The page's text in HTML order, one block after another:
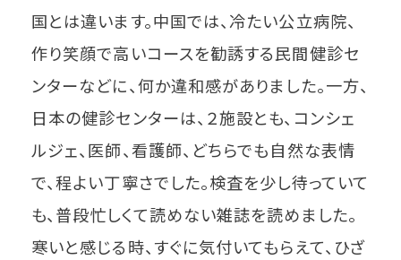
国とは違います。中国では、冷たい公立病院、
作り笑顔で高いコースを勧誘する民間健診セ
ンターなどに、何か違和感がありました。一方、
日本の健診センターは、２施設とも、コンシェ
ルジェ、医師、看護師、どちらでも自然な表情
で、程よい丁寧さでした。検査を少し待っていて
も、普段忙しくて読めない雑誌を読めました。
寒いと感じる時、すぐに気付いてもらえて、ひざ